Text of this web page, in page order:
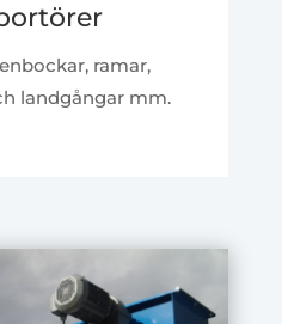
ramar,
landgångar mm.